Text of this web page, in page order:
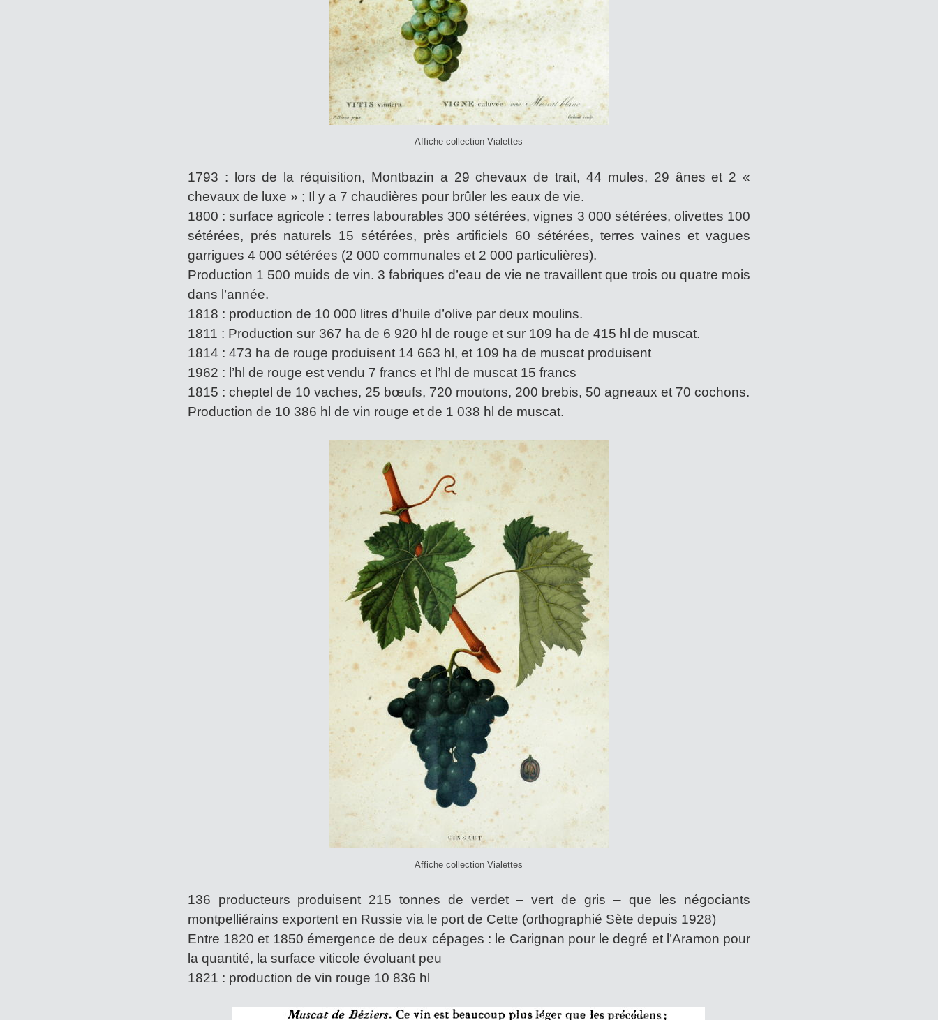
Affiche collection Vialettes
1793 : lors de la réquisition, Montbazin a 29 chevaux de trait, 44 mules, 29 ânes et 2 «
chevaux de luxe » ; Il y a 7 chaudières pour brûler les eaux de vie.
1800 : surface agricole : terres labourables 300 sétérées, vignes 3 000 sétérées, olivettes 100
sétérées, prés naturels 15 sétérées, près artificiels 60 sétérées, terres vaines et vagues
garrigues 4 000 sétérées (2 000 communales et 2 000 particulières).
Production 1 500 muids de vin. 3 fabriques d’eau de vie ne travaillent que trois ou quatre mois
dans l’année.
1818 : production de 10 000 litres d’huile d’olive par deux moulins.
1811 : Production sur 367 ha de 6 920 hl de rouge et sur 109 ha de 415 hl de muscat.
1814 : 473 ha de rouge produisent 14 663 hl, et 109 ha de muscat produisent
1962 : l’hl de rouge est vendu 7 francs et l’hl de muscat 15 francs
1815 : cheptel de 10 vaches, 25 bœufs, 720 moutons, 200 brebis, 50 agneaux et 70 cochons.
Production de 10 386 hl de vin rouge et de 1 038 hl de muscat.
Affiche collection Vialettes
136 producteurs produisent 215 tonnes de verdet – vert de gris – que les négociants
montpelliérains exportent en Russie via le port de Cette (orthographié Sète depuis 1928)
Entre 1820 et 1850 émergence de deux cépages : le Carignan pour le degré et l’Aramon pour
la quantité, la surface viticole évoluant peu
1821 : production de vin rouge 10 836 hl